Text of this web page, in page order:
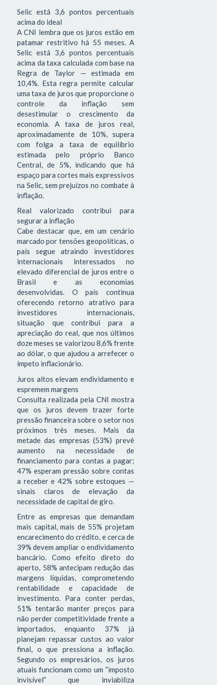
Selic está 3,6 pontos percentuais
acima do ideal
A CNI lembra que os juros estão em
patamar restritivo há 55 meses. A
Selic está 3,6 pontos percentuais
acima da taxa calculada com base na
Regra de Taylor — estimada em
10,4%. Esta regra permite calcular
uma taxa de juros que proporcione o
controle da inflação sem
desestimular o crescimento da
economia. A taxa de juros real,
aproximadamente de 10%, supera
com folga a taxa de equilíbrio
estimada pelo próprio Banco
Central, de 5%, indicando que há
espaço para cortes mais expressivos
na Selic, sem prejuízos no combate à
inflação.
Real valorizado contribui para
segurar a inflação
Cabe destacar que, em um cenário
marcado por tensões geopolíticas, o
país segue atraindo investidores
internacionais interessados no
elevado diferencial de juros entre o
Brasil e as economias
desenvolvidas. O país continua
oferecendo retorno atrativo para
investidores internacionais,
situação que contribui para a
apreciação do real, que nos últimos
doze meses se valorizou 8,6% frente
ao dólar, o que ajudou a arrefecer o
ímpeto inflacionário.
Juros altos elevam endividamento e
espremem margens
Consulta realizada pela CNI mostra
que os juros devem trazer forte
pressão financeira sobre o setor nos
próximos três meses. Mais da
metade das empresas (53%) prevê
aumento na necessidade de
financiamento para contas a pagar;
47% esperam pressão sobre contas
a receber e 42% sobre estoques —
sinais claros de elevação da
necessidade de capital de giro.
Entre as empresas que demandam
mais capital, mais de 55% projetam
encarecimento do crédito, e cerca de
39% devem ampliar o endividamento
bancário. Como efeito direto do
aperto, 58% antecipam redução das
margens líquidas, comprometendo
rentabilidade e capacidade de
investimento. Para conter perdas,
51% tentarão manter preços para
não perder competitividade frente a
importados, enquanto 37% já
planejam repassar custos ao valor
final, o que pressiona a inflação.
Segundo os empresários, os juros
atuais funcionam como um “imposto
invisível” que inviabiliza